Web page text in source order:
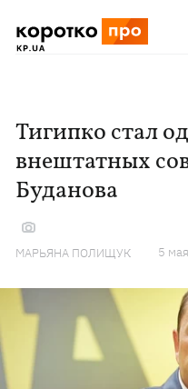
Тигипко стал
внештатных
Буданова
МАРЬЯНА ПОЛИЩУК 5